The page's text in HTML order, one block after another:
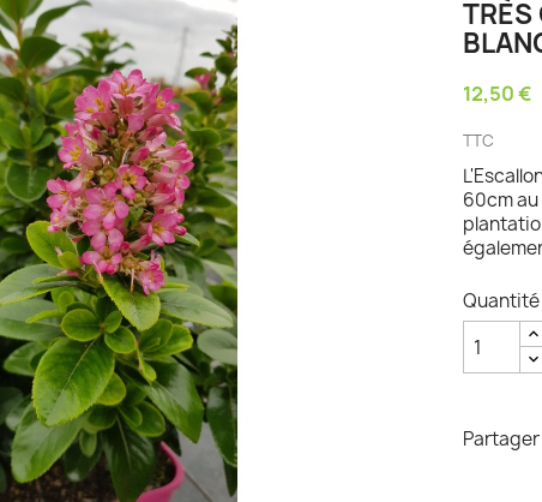
Plantes et arbustes à feuillage
décoratif
Plantes grimpantes
Fourgères
Bambous et graminées
Fruitiers Colonnaires
TRÈS
12,50 €
TTC
60cm
Quantité
Partager